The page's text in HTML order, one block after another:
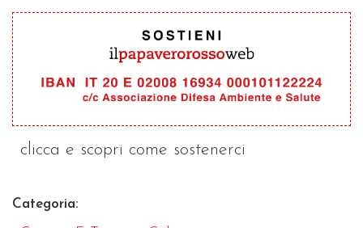
clicca e scopri come sostenerci
Categoria: